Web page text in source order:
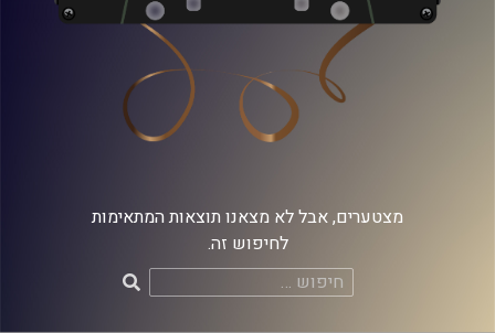
מצטערים, אבל לא מצאנו תוצאות המתאימות
לחיפוש זה.
חיפוש: